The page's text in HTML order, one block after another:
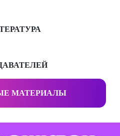
МАТЕРИАЛЫ